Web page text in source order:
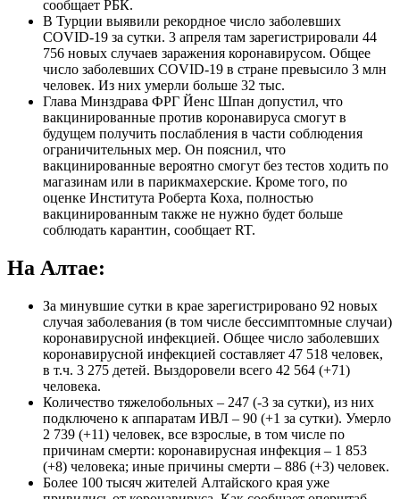
сообщает РБК.
В Турции выявили рекордное число заболевших
COVID-19 за сутки. 3 апреля там зарегистрировали 44
756 новых случаев заражения коронавирусом. Общее
число заболевших COVID-19 в стране превысило 3 млн
человек. Из них умерли больше 32 тыс.
Глава Минздрава ФРГ Йенс Шпан допустил, что
вакцинированные против коронавируса смогут в
будущем получить послабления в части соблюдения
ограничительных мер. Он пояснил, что
вакцинированные вероятно смогут без тестов ходить по
магазинам или в парикмахерские. Кроме того, по
оценке Института Роберта Коха, полностью
вакцинированным также не нужно будет больше
соблюдать карантин, сообщает RT.
На Алтае:
За минувшие сутки в крае зарегистрировано 92 новых
случая заболевания (в том числе бессимптомные случаи)
коронавирусной инфекцией. Общее число заболевших
коронавирусной инфекцией составляет 47 518 человек,
в т.ч. 3 275 детей. Выздоровели всего 42 564 (+71)
человека.
Количество тяжелобольных – 247 (-3 за сутки), из них
подключено к аппаратам ИВЛ – 90 (+1 за сутки). Умерло
2 739 (+11) человек, все взрослые, в том числе по
причинам смерти: коронавирусная инфекция – 1 853
(+8) человека; иные причины смерти – 886 (+3) человек.
Более 100 тысяч жителей Алтайского края уже